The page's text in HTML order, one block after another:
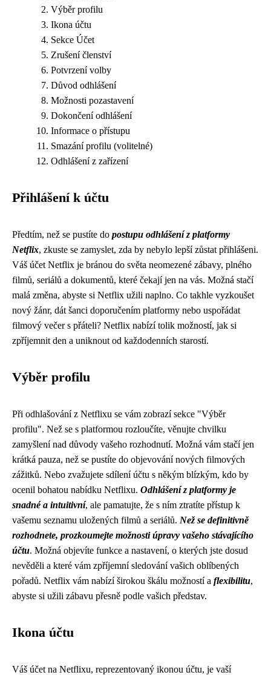
Výběr profilu
Ikona účtu
Sekce Účet
Zrušení členství
Potvrzení volby
Důvod odhlášení
Možnosti pozastavení
Dokončení odhlášení
Informace o přístupu
Smazání profilu (volitelné)
Odhlášení z zařízení
Přihlášení k účtu
Předtím, než se pustíte do postupu odhlášení z platformy
Netflix, zkuste se zamyslet, zda by nebylo lepší zůstat přihlášeni.
Váš účet Netflix je bránou do světa neomezené zábavy, plného
filmů, seriálů a dokumentů, které čekají jen na vás. Možná stačí
malá změna, abyste si Netflix užili naplno. Co takhle vyzkoušet
nový žánr, dát šanci doporučením platformy nebo uspořádat
filmový večer s přáteli? Netflix nabízí tolik možností, jak si
zpříjemnit den a uniknout od každodenních starostí.
Výběr profilu
Při odhlašování z Netflixu se vám zobrazí sekce "Výběr
profilu". Než se s platformou rozloučíte, věnujte chvilku
zamyšlení nad důvody vašeho rozhodnutí. Možná vám stačí jen
krátká pauza, než se pustíte do objevování nových filmových
zážitků. Nebo zvažujete sdílení účtu s někým blízkým, kdo by
ocenil bohatou nabídku Netflixu. Odhlášení z platformy je
snadné a intuitivní, ale pamatujte, že s ním ztratíte přístup k
vašemu seznamu uložených filmů a seriálů. Než se definitivně
rozhodnete, prozkoumejte možnosti úpravy vašeho stávajícího
účtu. Možná objevíte funkce a nastavení, o kterých jste dosud
nevěděli a které vám zpříjemní sledování vašich oblíbených
pořadů. Netflix vám nabízí širokou škálu možností a flexibilitu,
abyste si užili zábavu přesně podle vašich představ.
Ikona účtu
Váš účet na Netflixu, reprezentovaný ikonou účtu, je vaší